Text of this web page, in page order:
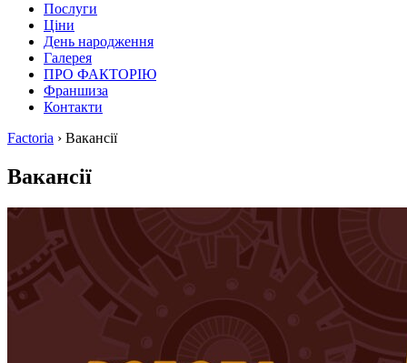
Послуги
Ціни
День народження
Галерея
ПРО ФАКТОРІЮ
Франшиза
Контакти
Factoria › Вакансії
Вакансії